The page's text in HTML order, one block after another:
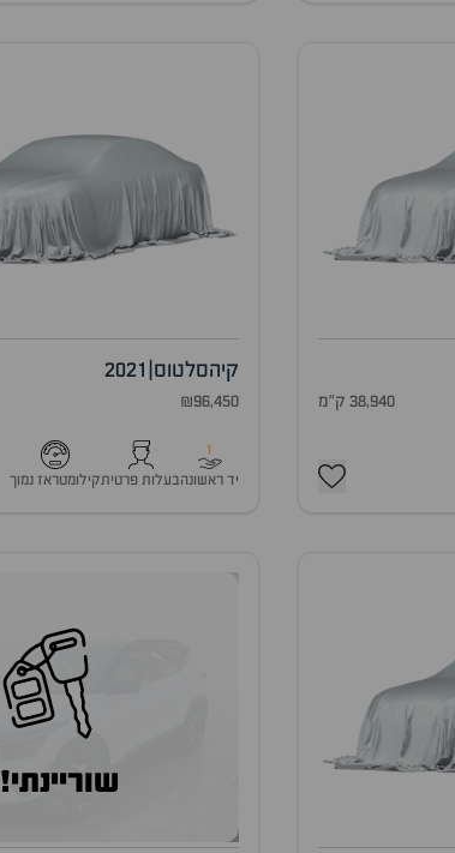
38,940 ק"מ
קיהסלטוס 2021
₪96,450
1
יד ראשונהבעלות פרטיתקילומטראז נמוך
שוריינתי!